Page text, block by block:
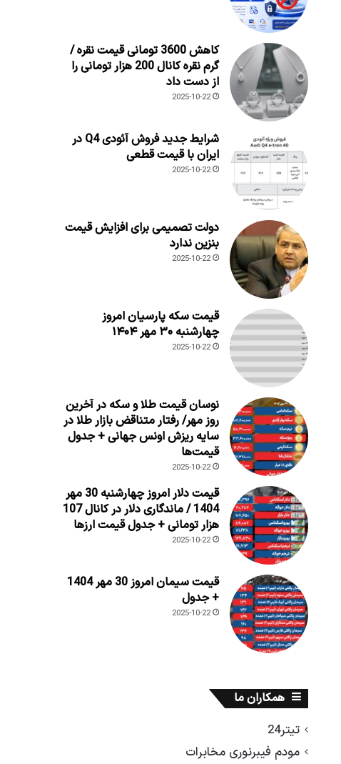
کاهش 3600 تومانی قیمت نقره /
گرم نقره کانال 200 هزار تومانی را
از دست داد
2025-10-22
شرایط جدید فروش آئودی Q4 در
ایران با قیمت قطعی
2025-10-22
دولت تصمیمی برای افزایش قیمت
بنزین ندارد
2025-10-22
قیمت سکه پارسیان امروز
چهارشنبه ۳۰ مهر ۱۴۰۴
2025-10-22
نوسان قیمت طلا و سکه در آخرین
روز مهر/ رفتار متناقض بازار طلا در
سایه ریزش اونس جهانی + جدول
قیمت‌ها
2025-10-22
قیمت دلار امروز چهارشنبه 30 مهر
1404 / ماندگاری دلار در کانال 107
هزار تومانی + جدول قیمت ارزها
2025-10-22
قیمت سیمان امروز 30 مهر 1404
+ جدول
2025-10-22
همکاران ما
تیتر24
مودم فیبرنوری مخابرات